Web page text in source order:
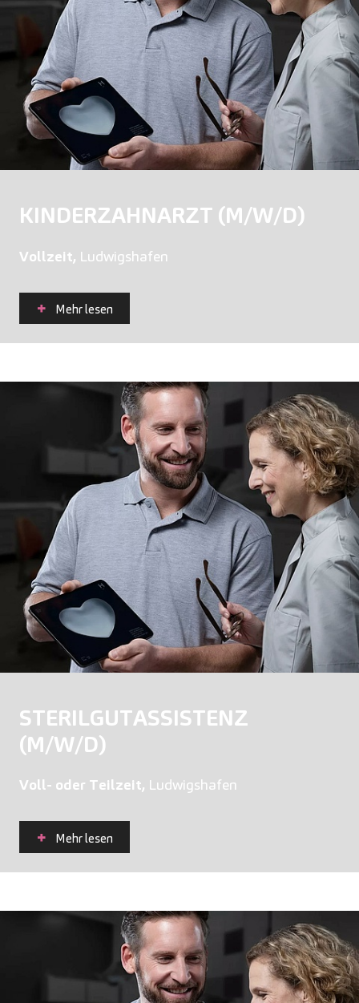
KINDERZAHNARZT (M/W/D)
Vollzeit, Ludwigshafen
Mehr lesen
STERILGUTASSISTENZ
(M/W/D)
Voll- oder Teilzeit, Ludwigshafen
Mehr lesen